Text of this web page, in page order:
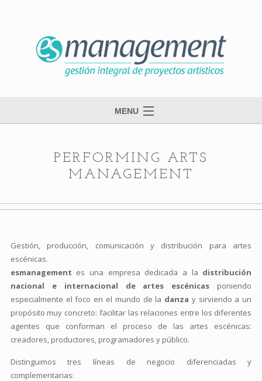
MENU
esmanagementPERFORMING ARTS
MANAGEMENT
Gestión, producción, comunicación y distribución para artes
escénicas.
esmanagement es una empresa dedicada a la distribución
nacional e internacional de artes escénicas poniendo
especialmente el foco en el mundo de la danza y sirviendo a un
propósito muy concreto: facilitar las relaciones entre los diferentes
agentes que conforman el proceso de las artes escénicas:
creadores, productores, programadores y público.
Distinguimos tres líneas de negocio diferenciadas y
complementarias: